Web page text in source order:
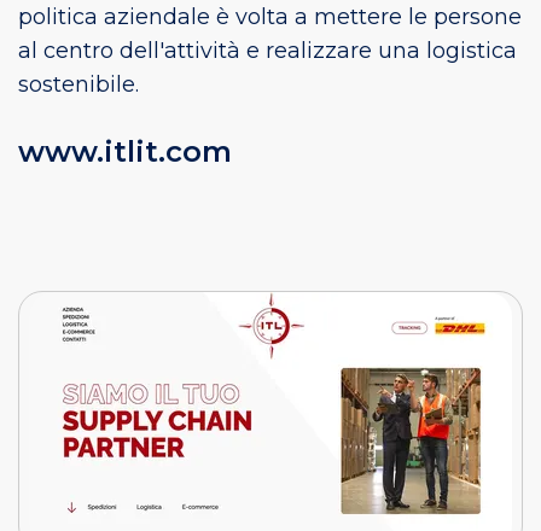
politica aziendale è volta a mettere le persone
al centro dell'attività e realizzare una logistica
sostenibile.
www.itlit.com